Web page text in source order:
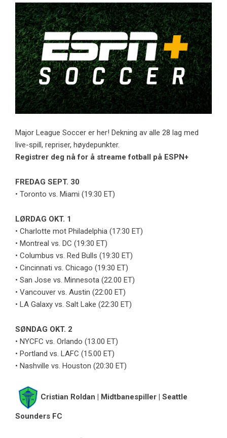
Major League Soccer er her! Dekning av alle 28 lag med
live-spill, repriser, høydepunkter.
Registrer deg nå for å streame fotball på ESPN+
FREDAG SEPT. 30
• Toronto vs. Miami (19:30 ET)
LØRDAG OKT. 1
• Charlotte mot Philadelphia (17:30 ET)
• Montreal vs. DC (19:30 ET)
• Columbus vs. Red Bulls (19:30 ET)
• Cincinnati vs. Chicago (19:30 ET)
• San Jose vs. Minnesota (22.00 ET)
• Vancouver vs. Austin (22:00 ET)
• LA Galaxy vs. Salt Lake (22:30 ET)
SØNDAG OKT. 2
• NYCFC vs. Orlando (13.00 ET)
• Portland vs. LAFC (15.00 ET)
• Nashville vs. Houston (20:30 ET)
Cristian Roldan | Midtbanespiller | Seattle
Sounders FC